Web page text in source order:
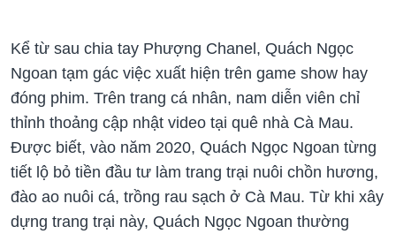
Kể từ sau chia tay Phượng Chanel, Quách Ngọc
Ngoan tạm gác việc xuất hiện trên game show hay
đóng phim. Trên trang cá nhân, nam diễn viên chỉ
thỉnh thoảng cập nhật video tại quê nhà Cà Mau.
Được biết, vào năm 2020, Quách Ngọc Ngoan từng
tiết lộ bỏ tiền đầu tư làm trang trại nuôi chồn hương,
đào ao nuôi cá, trồng rau sạch ở Cà Mau. Từ khi xây
dựng trang trại này, Quách Ngọc Ngoan thường